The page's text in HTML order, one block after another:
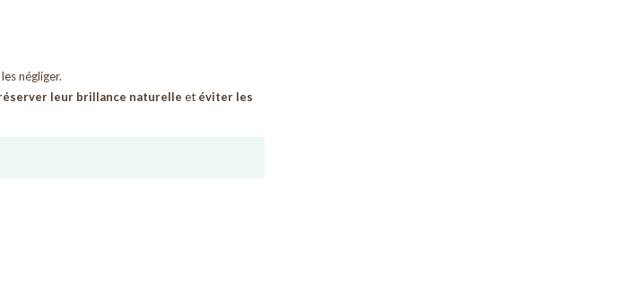
négliger.
leur brillance naturelle et éviter les